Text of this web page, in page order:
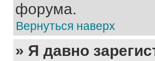
форума.
Вернуться наверх
» Я давно